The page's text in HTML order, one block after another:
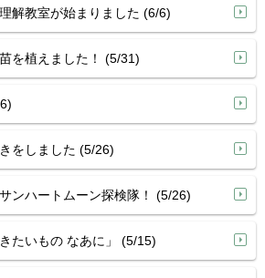
解教室が始まりました (6/6)
を植えました！ (5/31)
をしました (5/26)
ンハートムーン探検隊！ (5/26)
たいもの なあに」 (5/15)